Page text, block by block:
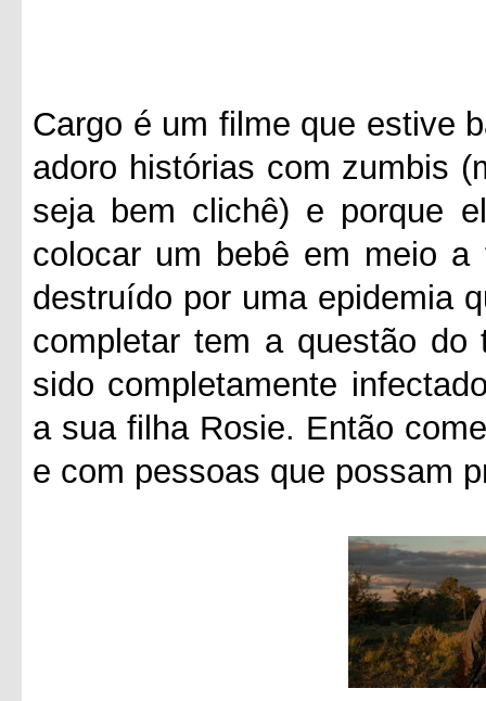
Cargo é um filme que estive
adoro histórias com zumbis
seja bem clichê) e porque
colocar um bebê em meio
destruído por uma epidemia
completar tem a questão
sido completamente
a sua filha Rosie. Então
e com pessoas que possam